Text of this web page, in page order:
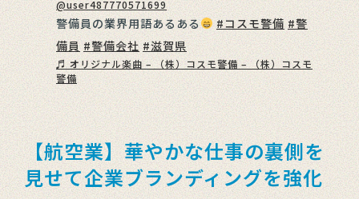
@user487770571699
警備員の業界用語あるある #コスモ警備 #警
備員 #警備会社 #滋賀県
♬ オリジナル楽曲 – （株）コスモ警備 – （株）コスモ
警備
【航空業】華やかな仕事の裏側を
見せて企業ブランディングを強化